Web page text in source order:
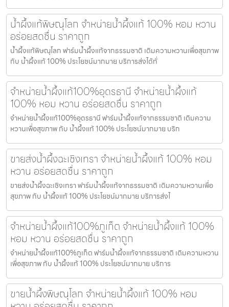
น้ำผึ้งแท้พิษณุโลก จำหน่ายน้ำผึ้งแท้ 100% หอม หวาน
อร่อยสดชื่น ราคาถูก
น้ำผึ้งแท้พิษณุโลก ฟาร์มน้ำผึ้งแท้จากธรรมชาติ เติมความหวานเพื่อสุขภาพ
กับ น้ำผึ้งแท้ 100% ประโยชน์มากมาย บริการส่งได้ทั่
จำหน่ายน้ำผึ้งแท้100%อุดรธานี จำหน่ายน้ำผึ้งแท้
100% หอม หวาน อร่อยสดชื่น ราคาถูก
จำหน่ายน้ำผึ้งแท้100%อุดรธานี ฟาร์มน้ำผึ้งแท้จากธรรมชาติ เติมความ
หวานเพื่อสุขภาพ กับ น้ำผึ้งแท้ 100% ประโยชน์มากมาย บริก
ขายส่งน้ำผึ้งฉะเชิงเทรา จำหน่ายน้ำผึ้งแท้ 100% หอม
หวาน อร่อยสดชื่น ราคาถูก
ขายส่งน้ำผึ้งฉะเชิงเทรา ฟาร์มน้ำผึ้งแท้จากธรรมชาติ เติมความหวานเพื่อ
สุขภาพ กับ น้ำผึ้งแท้ 100% ประโยชน์มากมาย บริการส่งไ
จำหน่ายน้ำผึ้งแท้100%ภูเก็ต จำหน่ายน้ำผึ้งแท้ 100%
หอม หวาน อร่อยสดชื่น ราคาถูก
จำหน่ายน้ำผึ้งแท้100%ภูเก็ต ฟาร์มน้ำผึ้งแท้จากธรรมชาติ เติมความหวาน
เพื่อสุขภาพ กับ น้ำผึ้งแท้ 100% ประโยชน์มากมาย บริการ
ขายน้ำผึ้งพิษณุโลก จำหน่ายน้ำผึ้งแท้ 100% หอม